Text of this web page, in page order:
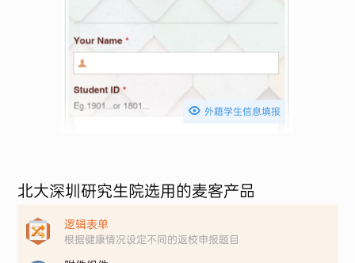
 外籍学生信息填报
北大深圳研究生院选用的麦客产品
逻辑表单
根据健康情况设定不同的返校申报题目